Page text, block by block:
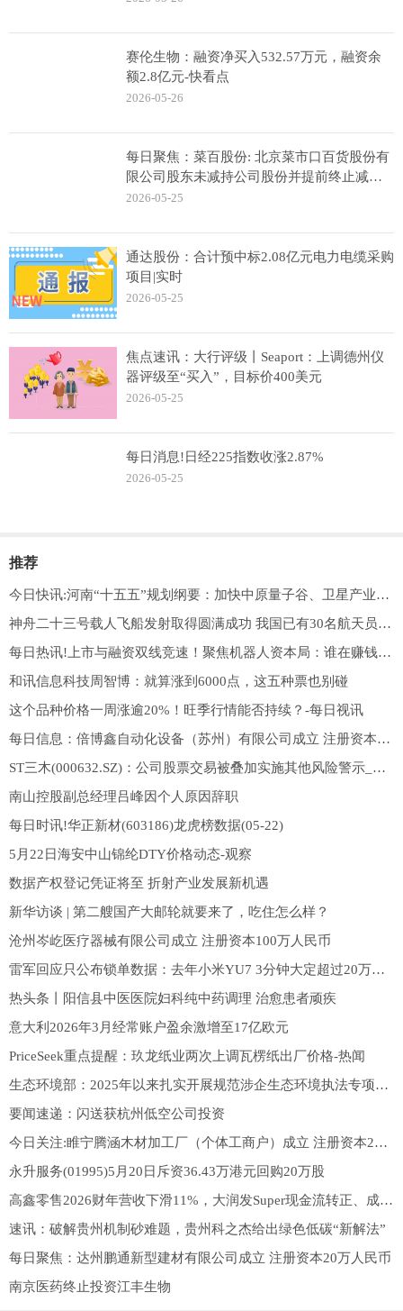
赛伦生物：融资净买入532.57万元，融资余
额2.8亿元-快看点
2026-05-26
每日聚焦：菜百股份: 北京菜市口百货股份有
限公司股东未减持公司股份并提前终止减持
计划的公告
2026-05-25
通达股份：合计预中标2.08亿元电力电缆采购
项目|实时
2026-05-25
焦点速讯：大行评级丨Seaport：上调德州仪
器评级至“买入”，目标价400美元
2026-05-25
每日消息!日经225指数收涨2.87%
2026-05-25
推荐
今日快讯:河南“十五五”规划纲要：加快中原量子谷、卫星产业园区等产业基地建设
神舟二十三号载人飞船发射取得圆满成功 我国已有30名航天员、47人次进入太空执行飞行任务
每日热讯!上市与融资双线竞速！聚焦机器人资本局：谁在赚钱 谁在赌明天
和讯信息科技周智博：就算涨到6000点，这五种票也别碰
这个品种价格一周涨逾20%！旺季行情能否持续？-每日视讯
每日信息：倍博鑫自动化设备（苏州）有限公司成立 注册资本5万人民币
ST三木(000632.SZ)：公司股票交易被叠加实施其他风险警示_重点聚焦
南山控股副总经理吕峰因个人原因辞职
每日时讯!华正新材(603186)龙虎榜数据(05-22)
5月22日海安中山锦纶DTY价格动态-观察
数据产权登记凭证将至 折射产业发展新机遇
新华访谈 | 第二艘国产大邮轮就要来了，吃住怎么样？
沧州岑屹医疗器械有限公司成立 注册资本100万人民币
雷军回应只公布锁单数据：去年小米YU7 3分钟大定超过20万辆，行业没有人信，觉得数据有问题
热头条丨阳信县中医医院妇科纯中药调理 治愈患者顽疾
意大利2026年3月经常账户盈余激增至17亿欧元
PriceSeek重点提醒：玖龙纸业两次上调瓦楞纸出厂价格-热闻
生态环境部：2025年以来扎实开展规范涉企生态环境执法专项行动 推动实现“两个转变”
要闻速递：闪送获杭州低空公司投资
今日关注:睢宁腾涵木材加工厂（个体工商户）成立 注册资本20万人民币
永升服务(01995)5月20日斥资36.43万港元回购20万股
高鑫零售2026财年营收下滑11%，大润发Super现金流转正、成为扩张主力
速讯：破解贵州机制砂难题，贵州科之杰给出绿色低碳“新解法”
每日聚焦：达州鹏通新型建材有限公司成立 注册资本20万人民币
南京医药终止投资江丰生物